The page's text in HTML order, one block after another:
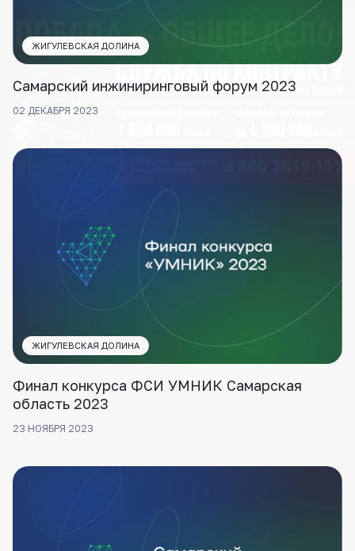
ЖИГУЛЕВСКАЯ ДОЛИНА
Самарский инжиниринговый форум 2023
02 ДЕКАБРЯ 2023
ЖИГУЛЕВСКАЯ ДОЛИНА
Финал конкурса ФСИ УМНИК Самарская
область 2023
23 НОЯБРЯ 2023